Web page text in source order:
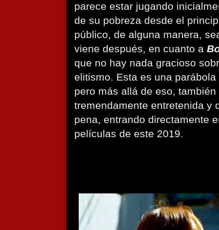
parece estar jugando
de su pobreza desde el
público, de alguna manera,
viene después, en cuanto a
que no hay nada gracioso
elitismo. Esta es una
pero más allá de eso,
tremendamente entretenida y
pena, entrando directamente
películas de este 2019.